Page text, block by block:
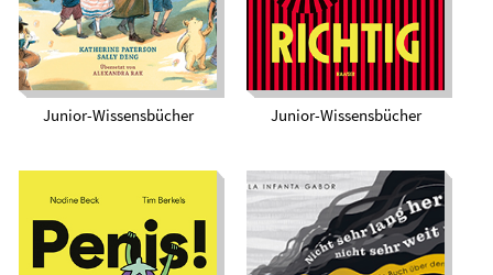
Junior-Wissensbücher Junior-Wissensbücher